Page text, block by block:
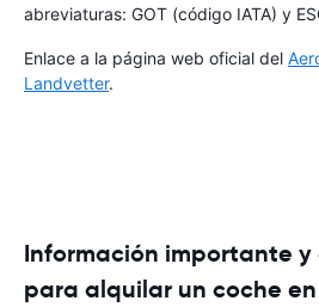
abreviaturas: GOT (código IATA) y
Enlace a la página web oficial del
Landvetter.
Información importante
para alquilar un coche